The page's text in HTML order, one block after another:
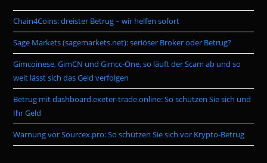
the
Chain4Coins: dreister Betrug – wir helfen sofort
Sage Markets (sagemarkets.net): seriöser Broker oder Betrug?
Gimcoinese, GimCN und Gimcc-One, so läuft der Scam ab und so
weit lässt sich das Geld verfolgen
Betrug mit dashboard.exeter-trade.online: So schützen Sie sich und
Ihr Geld
Warnung vor Sourcex.pro: So schützen Sie sich vor Krypto-Betrug